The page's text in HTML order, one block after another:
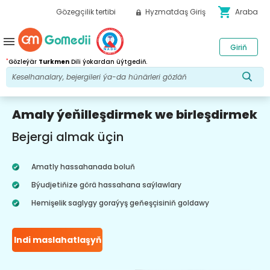
Gözegçilik tertibi Hyzmatdaş Giriş shopping_cart Araba
*Gözleýär Turkmen Dili ýokardan üýtgediň.
Giriň
menu
Amaly ýeňilleşdirmek we birleşdirmek
Bejergi almak üçin
Amatly hassahanada boluň
Býudjetiňize görä hassahana saýlawlary
Hemişelik saglygy goraýyş geňeşçisiniň goldawy
Indi maslahatlaşyň